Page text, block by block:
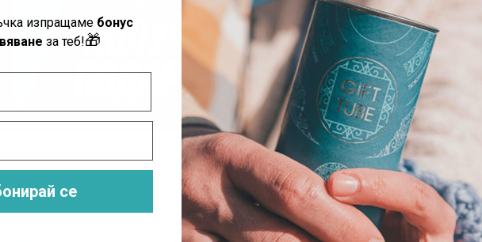
КАТАМАРАН ЗА
ИСКЪР
Научи повече
Отзиви
изпращаме бонус
за теб!🎁
се